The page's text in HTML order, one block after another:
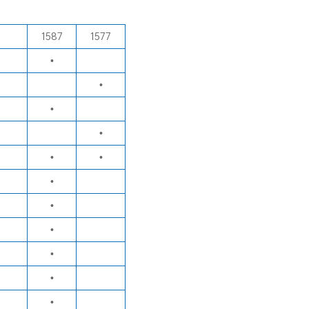
1587
1577
•
•
•
•
•
•
•
•
•
•
•
•